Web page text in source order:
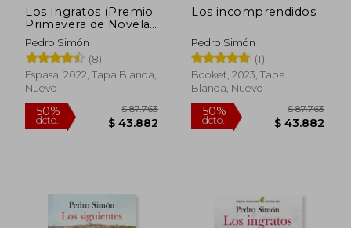
Los Ingratos (Premio
Primavera de Novela
2021)
Pedro Simón
(8)
Espasa, 2022, Tapa Blanda,
Nuevo
Los incomprendidos
Pedro Simón
(1)
Booket, 2023, Tapa
Blanda, Nuevo